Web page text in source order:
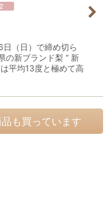
（日）で締め切ら
の新ブランド梨 “ 新
平均13度と極めて高
も買っています